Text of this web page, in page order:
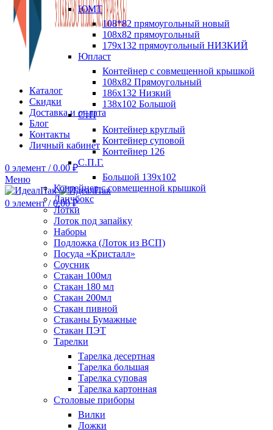
Каталог
Скидки
Доставка и оплата
Блог
Контакты
Личный кабинет
0 элемент / 0.00₽
Меню
0 элемент / 0.00₽
ЮМТ
108*82 прямоугольный новый
108х82 прямоугольный
179х132 прямоугольный НИЗКИЙ
Юпласт
Контейнер с совмещенной крышкой
108х82 Прямоугольный
186х132 Низкий
138х102 Большой
СтП
Контейнер круглый
Контейнер суповой
Контейнер 126
С.П.Г.
Большой 139х102
Контейнер с совмещенной крышкой
Ланчбокс
Лотки
Лоток под запайку
Наборы
Подложка (Лоток из ВСП)
Посуда «Кристалл»
Соусник
Стакан 100мл
Стакан 180 мл
Стакан 200мл
Стакан пивной
Стаканы Бумажные
Стакан ПЭТ
Тарелки
Тарелка десертная
Тарелка большая
Тарелка суповая
Тарелка картонная
Столовые приборы
Вилки
Ложки